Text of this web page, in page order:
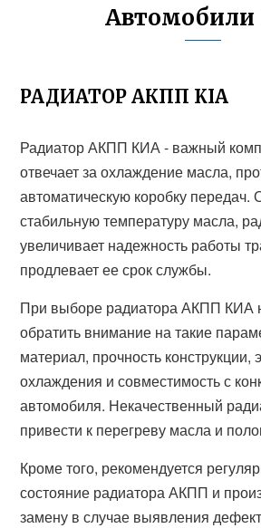
Автомобили
РАДИАТОР АКПП KIA
Радиатор АКПП КИА - важный
отвечает за охлаждение масла,
автоматическую коробку передач.
стабильную температуру масла,
увеличивает надежность работы
продлевает ее срок службы.
При выборе радиатора АКПП КИА
обратить внимание на такие
материал, прочность конструкции,
охлаждения и совместимость с
автомобиля. Некачественный
привести к перегреву масла и
Кроме того, рекомендуется
состояние радиатора АКПП и
замену в случае выявления